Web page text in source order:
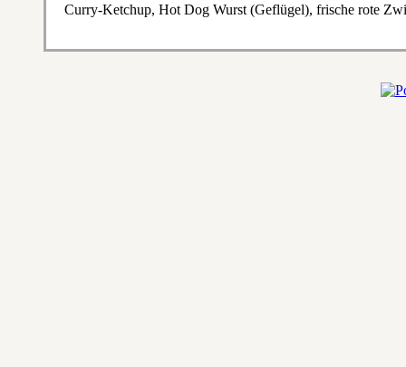
Curry-Ketchup, Hot Dog Wurst (Geflügel), frische rote